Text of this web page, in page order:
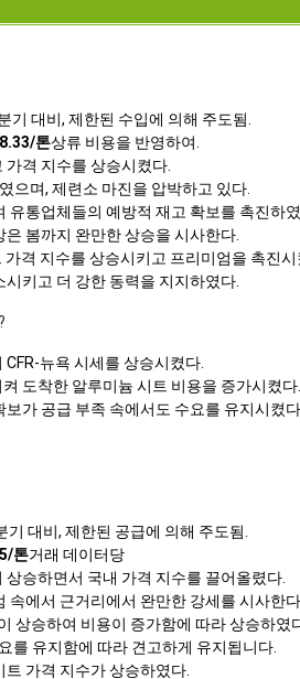
기 대비, 제한된 수입에 의해 주도됨.
톤상류 비용을 반영하여.
격 지수를 상승시켰다.
으며, 제련소 마진을 압박하고 있다.
통업체들의 예방적 재고 확보를 촉진하
봄까지 완만한 상승을 시사한다.
격 지수를 상승시키고 프리미엄을 촉진시
키고 더 강한 동력을 지지하였다.
뉴욕 시세를 상승시켰다.
도착한 알루미늄 시트 비용을 증가시켰다.
가 공급 부족 속에서도 수요를 유지시켰다.
기 대비, 제한된 공급에 의해 주도됨.
톤거래 데이터당
승하면서 국내 가격 지수를 끌어올렸다.
에서 근거리에서 완만한 강세를 시사한다.
상승하여 비용이 증가함에 따라 상승하였
를 유지함에 따라 견고하게 유지됩니다.
가격 지수가 상승하였다.